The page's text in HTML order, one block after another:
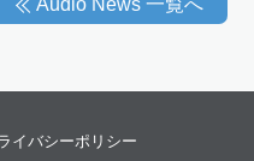
Audio News 一覧へ
イバシーポリシー